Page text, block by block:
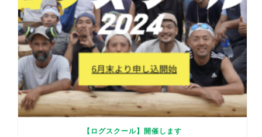
【ログスクール】開催します